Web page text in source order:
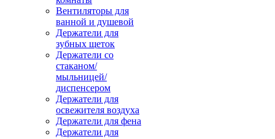
Вентиляторы для
ванной и душевой
Держатели для
зубных щеток
Держатели со
стаканом/
мыльницей/
диспенсером
Держатели для
освежителя воздуха
Держатели для фена
Держатели для